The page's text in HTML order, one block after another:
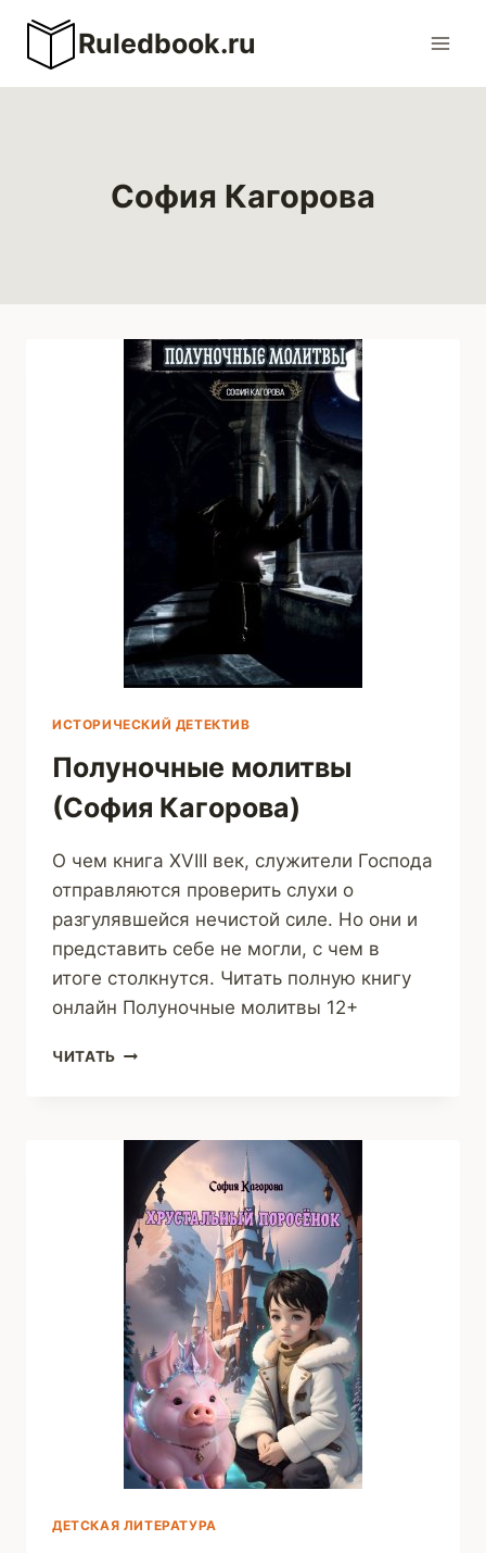
Перейти
содержимому
Ruledbook.ru
София Кагорова
ИСТОРИЧЕСКИЙ ДЕТЕКТИВ
Полуночные молитвы
(София Кагорова)
О чем книга XVIII век, служители Господа
отправляются проверить слухи о
разгулявшейся нечистой силе. Hо они и
представить себе не могли, с чем в
итоге столкнутся. Читать полную книгу
онлайн Полуночные молитвы 12+
ЧИТАТЬ ПОЛУНОЧНЫЕ
ДЕТСКАЯ ЛИТЕРАТУРА